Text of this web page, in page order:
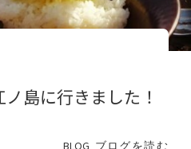
島に行きました！
BLOG